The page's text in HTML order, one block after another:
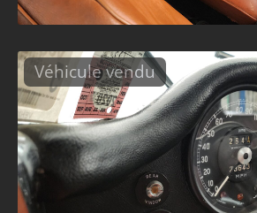
Véhicule vendu